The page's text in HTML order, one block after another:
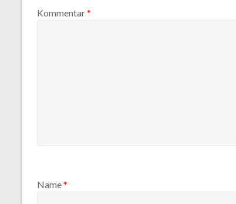
Kommentar*
Name*